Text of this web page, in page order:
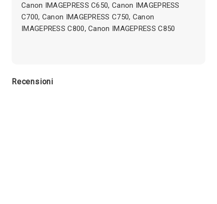
Canon IMAGEPRESS C650, Canon IMAGEPRESS
C700, Canon IMAGEPRESS C750, Canon
IMAGEPRESS C800, Canon IMAGEPRESS C850
Recensioni